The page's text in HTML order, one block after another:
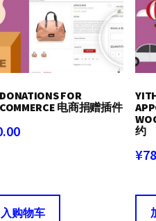
FOR
电商捐赠插件
购物车
约
¥